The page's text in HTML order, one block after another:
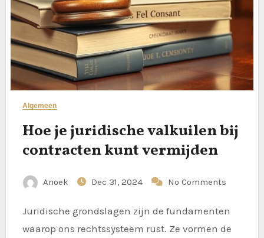
Algemeen
Hoe je juridische valkuilen bij
contracten kunt vermijden
Anoek Dec 31, 2024 No Comments
Juridische grondslagen zijn de fundamenten
waarop ons rechtssysteem rust. Ze vormen de